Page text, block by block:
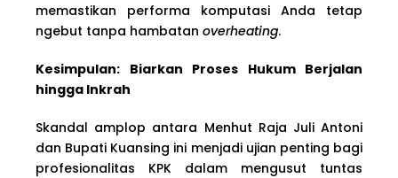
memastikan performa komputasi Anda tetap
ngebut tanpa hambatan overheating.
Kesimpulan: Biarkan Proses Hukum Berjalan
hingga Inkrah
Skandal amplop antara Menhut Raja Juli Antoni
dan Bupati Kuansing ini menjadi ujian penting bagi
profesionalitas KPK dalam mengusut tuntas